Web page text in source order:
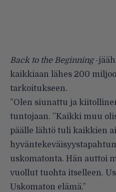
Back to the Beginning-
kaikkiaan lähes 200
tarkoitukseen.
”Olen siunattu ja
tuntojaan. ”Kaikki muu
päälle lähtö tuli kaikkien
uskomatonta. Hän auttoi
vuollut tuohta itselleen.
Uskomaton elämä.”